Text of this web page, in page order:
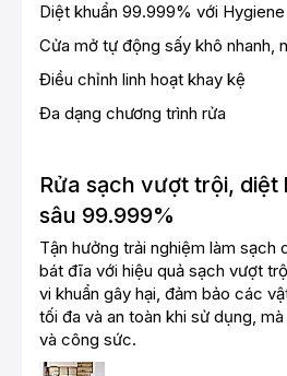
Diệt khuẩn 99.999% với
Cửa mở tự động sấy khô nhanh,
Điều chỉnh linh hoạt khay kệ
Đa dạng chương trình rửa
Rửa sạch vượt trội, diệt
sâu 99.999%
Tận hưởng trải nghiệm làm sạch
bát đĩa với hiệu quả sạch vượt
vi khuẩn gây hại, đảm bảo các
tối đa và an toàn khi sử dụng,
và công sức.